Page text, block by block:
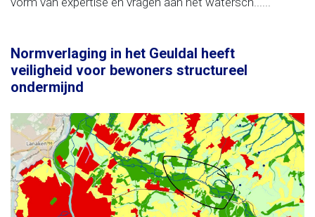
Normverlaging in het Geuldal heeft
veiligheid voor bewoners structureel
ondermijnd